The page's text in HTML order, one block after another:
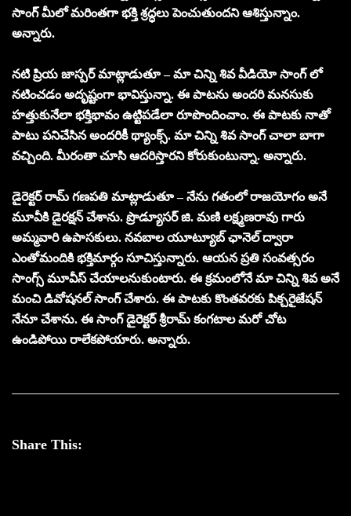
సాంగ్ మీలో మరింతగా భక్తి శ్రద్ధలు పెంచుతుందని ఆశిస్తున్నాం.
అన్నారు.
నటి ప్రియ జాస్పర్ మాట్లాడుతూ – మా చిన్ని శివ వీడియో సాంగ్ లో
నటించడం అదృష్టంగా భావిస్తున్నా. ఈ పాటను అందరి మనసుకు
హత్తుకునేలా భక్తిభావం ఉట్టిపడేలా రూపొందించాం. ఈ పాటకు నాతో
పాటు పనిచేసిన అందరికీ థ్యాంక్స్. మా చిన్ని శివ సాంగ్ చాలా బాగా
వచ్చింది. మీరంతా చూసి ఆదరిస్తారని కోరుకుంటున్నా. అన్నారు.
డైరెక్టర్ రామ్ గణపతి మాట్లాడుతూ – నేను గతంలో రాజయోగం అనే
మూవీకి డైరక్షన్ చేశాను. ప్రొడ్యూసర్ జి. మణి లక్ష్మణరావు గారు
అమ్మవారి ఉపాసకులు. నవబాల యూట్యూబ్ ఛానెల్ ద్వారా
ఎంతోమందికి భక్తిమార్గం సూచిస్తున్నారు. ఆయన ప్రతి సంవత్సరం
సాంగ్స్ మూవీస్ చేయాలనుకుంటారు. ఈ క్రమంలోనే మా చిన్ని శివ అనే
మంచి డివోషనల్ సాంగ్ చేశారు. ఈ పాటకు కొంతవరకు పిక్చరైజేషన్
నేనూ చేశాను. ఈ సాంగ్ డైరెక్టర్ శ్రీరామ్ కంగటాల మరో చోట
ఉండిపోయి రాలేకపోయారు. అన్నారు.
Share This: